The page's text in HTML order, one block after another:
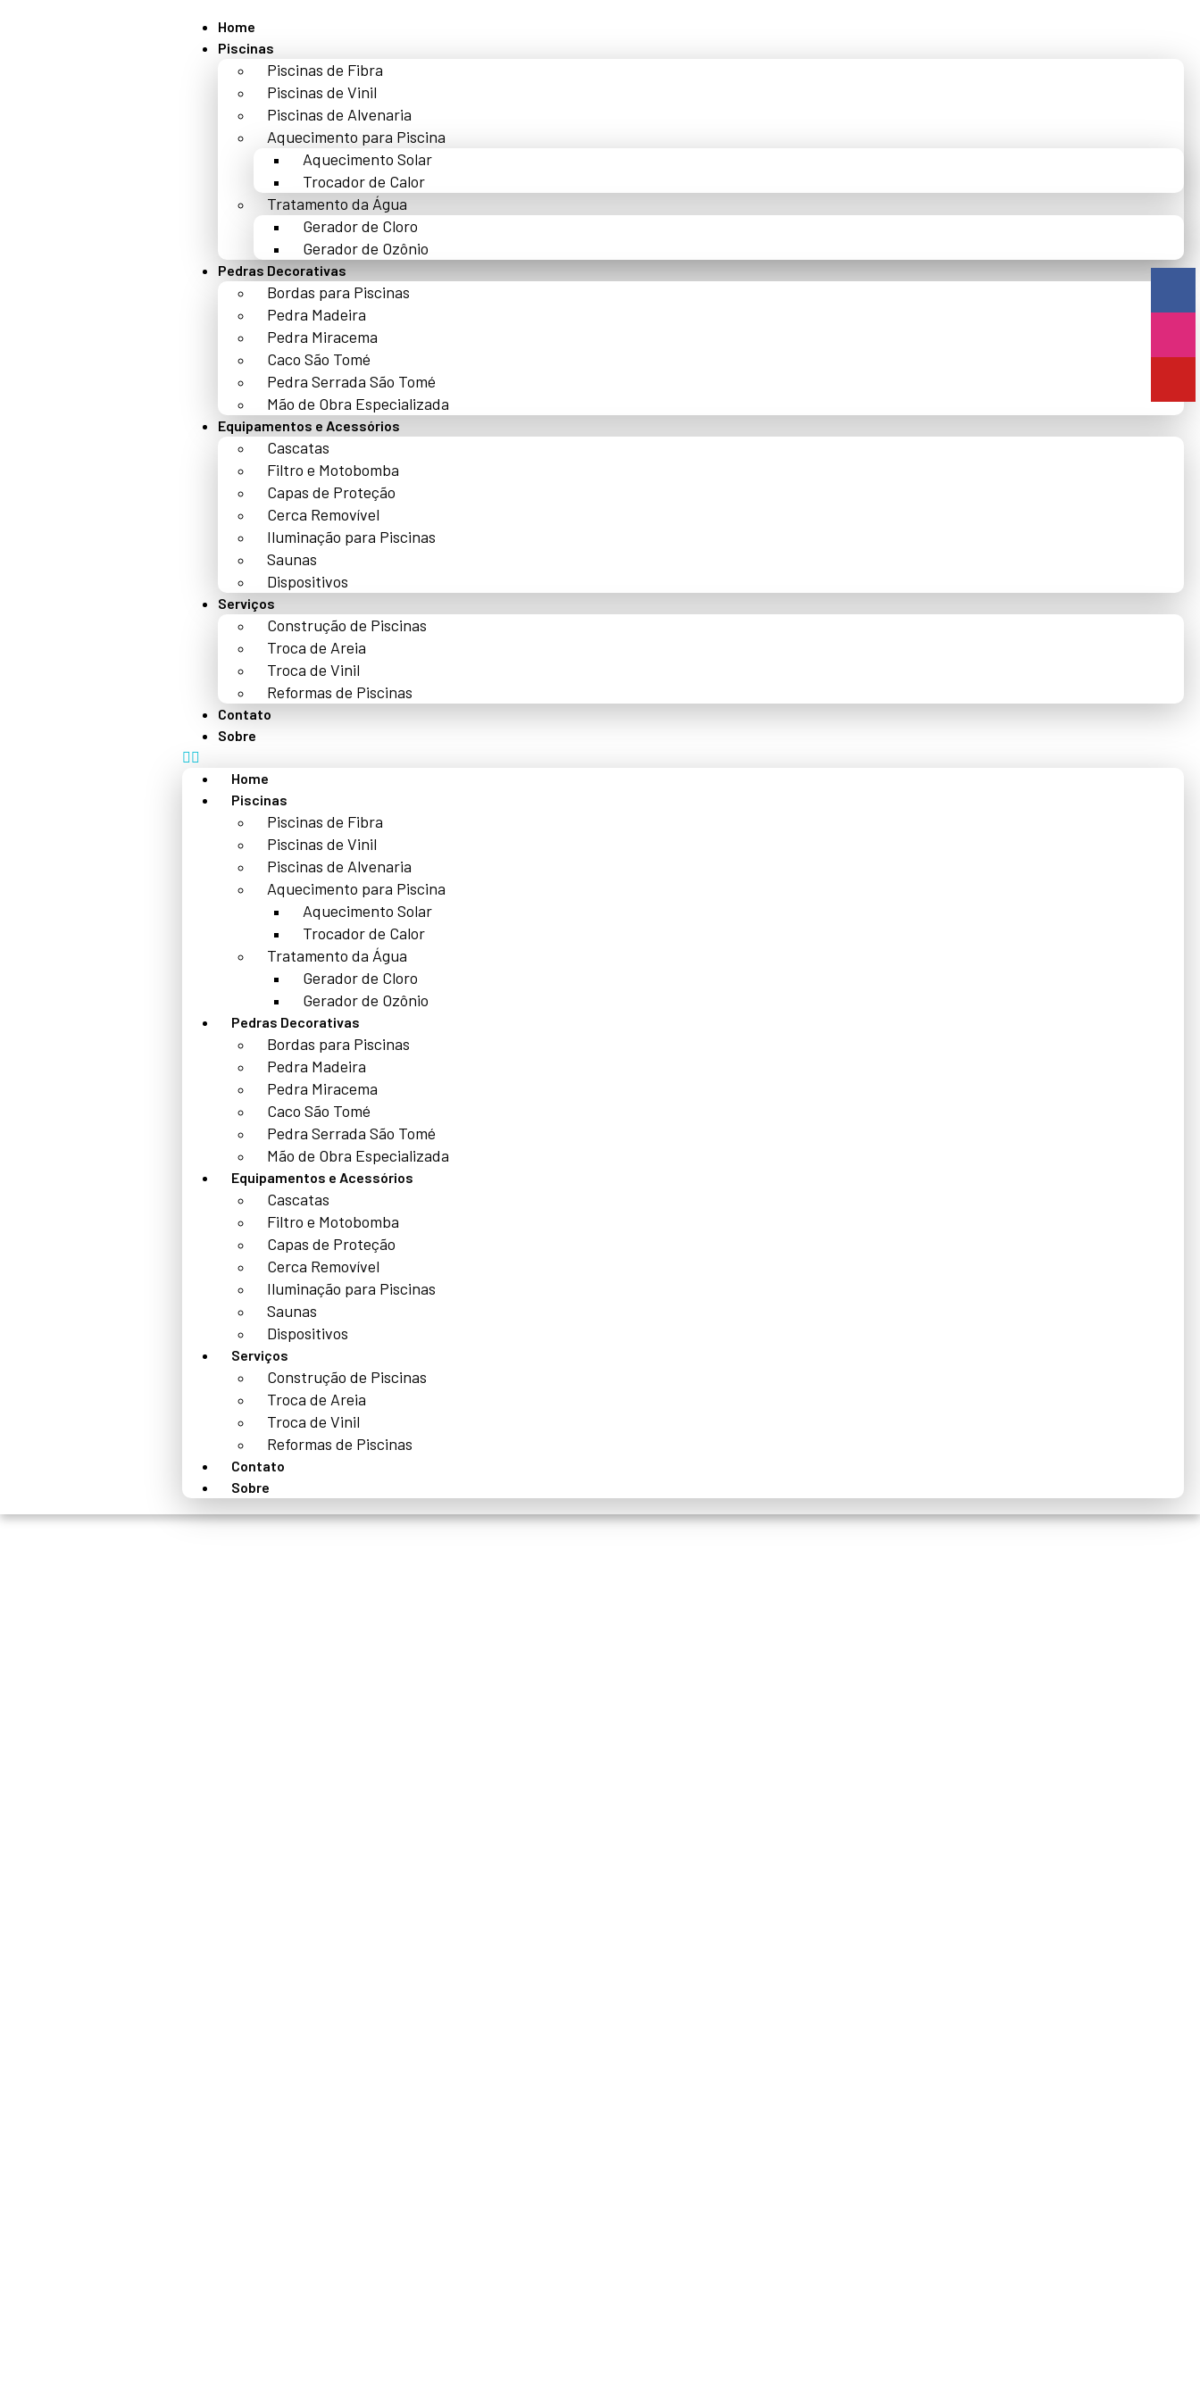
Home
Piscinas
Piscinas de Fibra
Piscinas de Vinil
Piscinas de Alvenaria
Aquecimento para Piscina
Aquecimento Solar
Trocador de Calor
Tratamento da Água
Gerador de Cloro
Gerador de Ozônio
Pedras Decorativas
Bordas para Piscinas
Pedra Madeira
Pedra Miracema
Caco São Tomé
Pedra Serrada São Tomé
Mão de Obra Especializada
Equipamentos e Acessórios
Cascatas
Filtro e Motobomba
Capas de Proteção
Cerca Removível
Iluminação para Piscinas
Saunas
Dispositivos
Serviços
Construção de Piscinas
Troca de Areia
Troca de Vinil
Reformas de Piscinas
Contato
Sobre
Home
Piscinas
Piscinas de Fibra
Piscinas de Vinil
Piscinas de Alvenaria
Aquecimento para Piscina
Aquecimento Solar
Trocador de Calor
Tratamento da Água
Gerador de Cloro
Gerador de Ozônio
Pedras Decorativas
Bordas para Piscinas
Pedra Madeira
Pedra Miracema
Caco São Tomé
Pedra Serrada São Tomé
Mão de Obra Especializada
Equipamentos e Acessórios
Cascatas
Filtro e Motobomba
Capas de Proteção
Cerca Removível
Iluminação para Piscinas
Saunas
Dispositivos
Serviços
Construção de Piscinas
Troca de Areia
Troca de Vinil
Reformas de Piscinas
Contato
Sobre